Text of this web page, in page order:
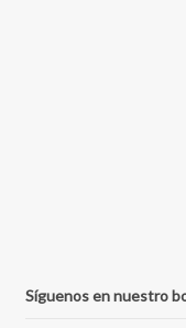
Síguenos en nuestro